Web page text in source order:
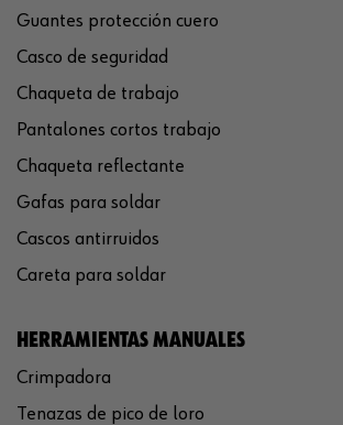
Guantes protección cuero
Casco de seguridad
Chaqueta de trabajo
Pantalones cortos trabajo
Chaqueta reflectante
Gafas para soldar
Cascos antirruidos
Careta para soldar
HERRAMIENTAS MANUALES
Crimpadora
Tenazas de pico de loro